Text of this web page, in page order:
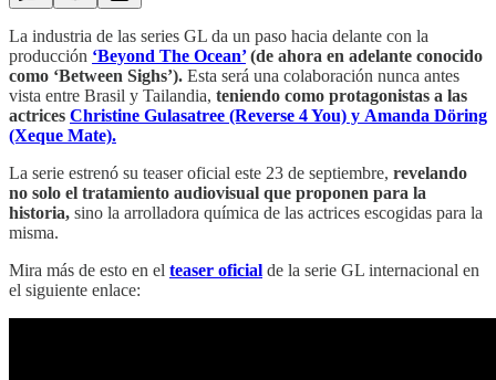
La industria de las series GL da un paso hacia delante con la
producción ‘Beyond The Ocean’(de ahora en adelante conocido
como ‘Between Sighs’). Esta será una colaboración nunca antes
vista entre Brasil y Tailandia, teniendo como protagonistas a las
actrices Christine Gulasatree (Reverse 4 You) y Amanda Döring
(Xeque Mate).
La serie estrenó su teaser oficial este 23 de septiembre, revelando
no solo el tratamiento audiovisual que proponen para la
historia, sino la arrolladora química de las actrices escogidas para la
misma.
Mira más de esto en el teaser oficial de la serie GL internacional en
el siguiente enlace: